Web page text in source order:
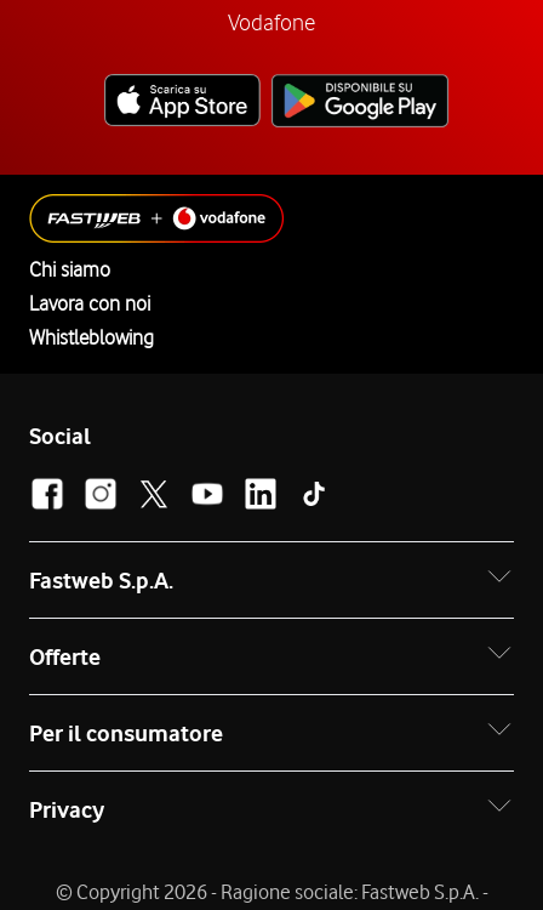
Vodafone
Chi siamo
Lavora con noi
Whistleblowing
Social
Fastweb S.p.A.
Offerte
Per il consumatore
Privacy
© Copyright 2026 - Ragione sociale: Fastweb S.p.A. -